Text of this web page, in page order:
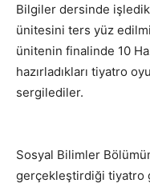
Bilgiler dersinde
ünitesini ters yüz
ünitenin finalinde 10
hazırladıkları tiyatro
sergilediler.
Sosyal Bilimler
gerçekleştirdiği tiyatro